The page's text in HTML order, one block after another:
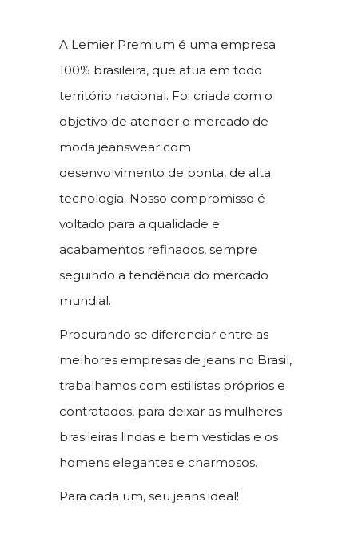
A Lemier Premium é uma empresa
100% brasileira, que atua em todo
território nacional. Foi criada com o
objetivo de atender o mercado de
moda jeanswear com
desenvolvimento de ponta, de alta
tecnologia. Nosso compromisso é
voltado para a qualidade e
acabamentos refinados, sempre
seguindo a tendência do mercado
mundial.
Procurando se diferenciar entre as
melhores empresas de jeans no Brasil,
trabalhamos com estilistas próprios e
contratados, para deixar as mulheres
brasileiras lindas e bem vestidas e os
homens elegantes e charmosos.
Para cada um, seu jeans ideal!